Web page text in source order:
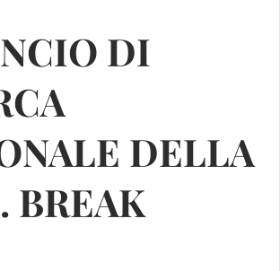
DI
DELLA
BREAK